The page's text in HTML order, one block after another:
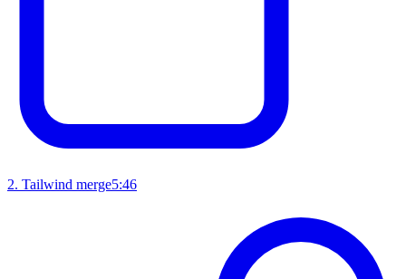
2. Tailwind merge5:46